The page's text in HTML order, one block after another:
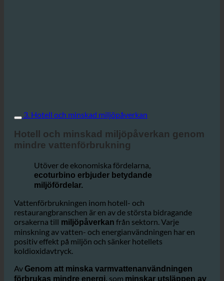
3. Hotell och minskad miljöpåverkan
mindre vattenförbrukning
Utöver de ekonomiska fördelarna,
ecoturbino erbjuder betydande
miljöfördelar.
Vattenförbrukningen inom hotell- och
restaurangbranschen är en av de största bidragande
orsakerna till miljöpåverkanfrån sektorn. Varje
minskning av vatten- och energianvändningen har en
positiv effekt på miljön och sänker hotellets
koldioxidavtryck.